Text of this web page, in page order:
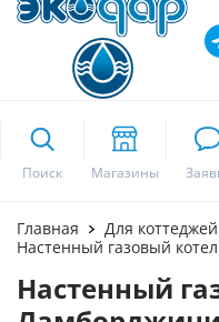
Поиск
Главная Для коттеджей
Настенный газовый
Настенный